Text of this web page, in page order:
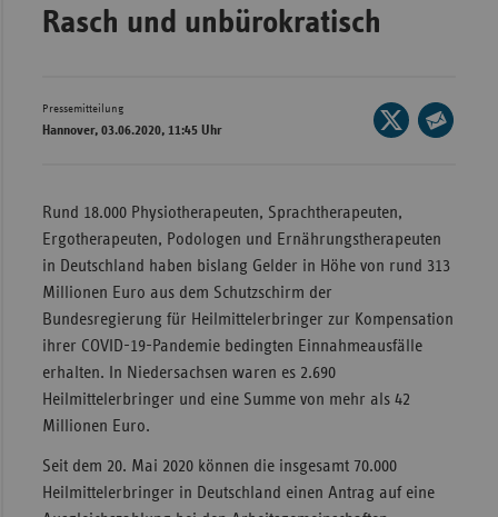
Rasch und unbürokratisch
Pressemitteilung
Hannover, 03.06.2020, 11:45 Uhr
Seite
auf
teilen
Rund 18.000 Physiotherapeuten, Sprachtherapeuten,
Ergotherapeuten, Podologen und Ernährungstherapeuten
in Deutschland haben bislang Gelder in Höhe von rund 313
Millionen Euro aus dem Schutzschirm der
Bundesregierung für Heilmittelerbringer zur Kompensation
ihrer COVID-19-Pandemie bedingten Einnahmeausfälle
erhalten. In Niedersachsen waren es 2.690
Heilmittelerbringer und eine Summe von mehr als 42
Millionen Euro.
Seit dem 20. Mai 2020 können die insgesamt 70.000
Heilmittelerbringer in Deutschland einen Antrag auf eine